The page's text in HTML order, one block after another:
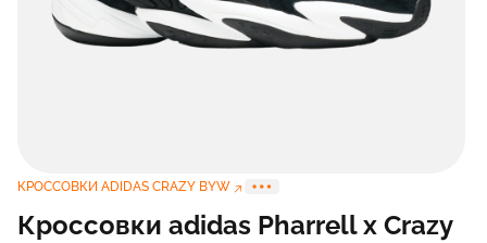
КРОССОВКИ ADIDAS CRAZY BYW
Кроссовки adidas Pharrell x Crazy